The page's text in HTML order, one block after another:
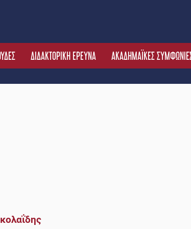
ΔΙΔΑΚΤΟΡΙΚΗ ΕΡΕΥΝΑ ΑΚΑΔΗΜΑΪΚΕΣ